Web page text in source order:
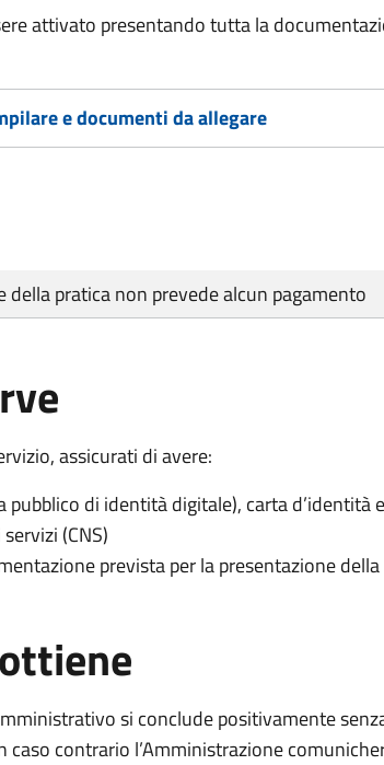
attivato presentando tutta la
e documenti da allegare
della pratica non prevede alcun pagamento
assicurati di avere:
pubblico di identità digitale), carta d’identità
(CNS)
prevista per la presentazione della
si conclude positivamente
caso contrario l’Amministrazione